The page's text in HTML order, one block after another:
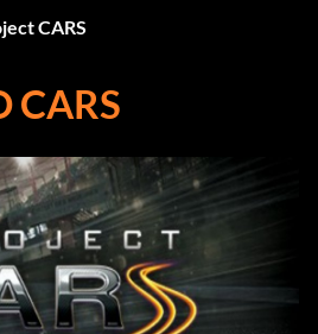
CARS
CARS